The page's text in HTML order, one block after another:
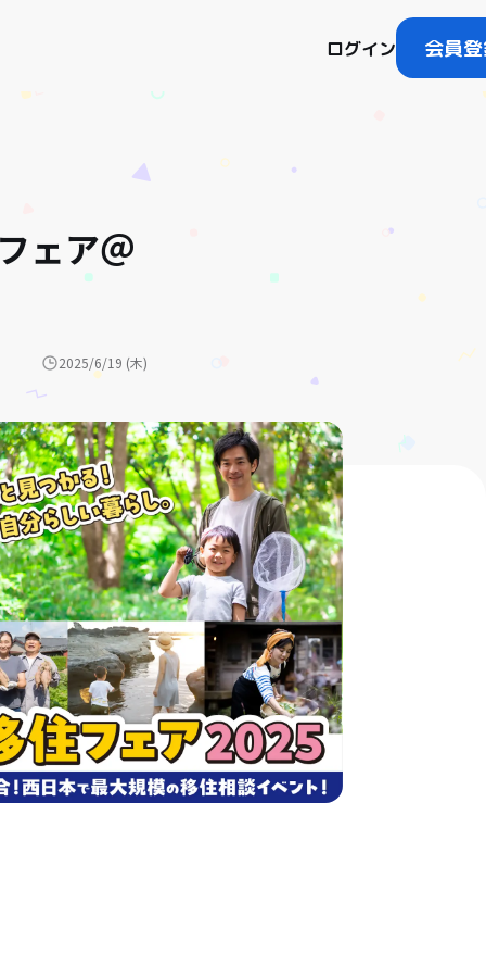
ログイン 会員
ェア＠
2025/6/19 (木)